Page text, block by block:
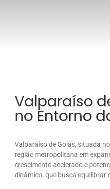
Valparaíso
no Entorno
Valparaíso de Goiás, situada
região metropolitana em
crescimento acelerado e
dinâmico, que busca equilibrar